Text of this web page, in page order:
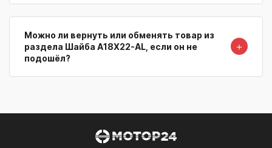
Можно ли вернуть или обменять товар из
раздела Шайба A18X22-AL, если он не
подошёл?
＋